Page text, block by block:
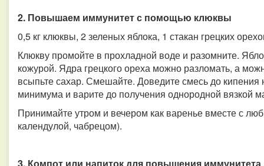
2. Повышаем иммунитет с помощью клюквы
0,5 кг клюквы, 2 зеленых яблока, 1 стакан грецких
Клюкву промойте в прохладной воде и разомните.
кожурой. Ядра грецкого ореха можно разломать, а
всыпьте сахар. Смешайте. Доведите смесь до
минимума и варите до получения однородной вязкой
Принимайте утром и вечером как варенье вместе с
календулой, чабрецом).